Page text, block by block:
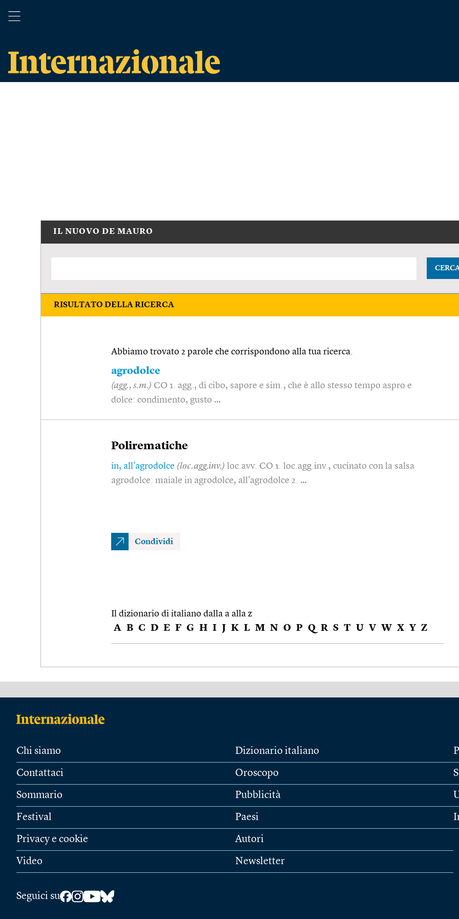
IL NUOVO DE MAURO
CERCA
RISULTATO DELLA RICERCA
Abbiamo trovato 2 parole che corrispondono alla tua ricerca.
agrodolce
(agg., s.m.) CO 1. agg., di cibo, sapore e sim., che è allo stesso tempo aspro e
dolce: condimento, gusto …
Polirematiche
in, all'agrodolce (loc.agg.inv.) loc.avv. CO 1. loc.agg.inv., cucinato con la salsa
agrodolce: maiale in agrodolce, all'agrodolce 2. …
Condividi
Il dizionario di italiano dalla a alla z
A B C D E F G H I J K L M N O P Q R S T U V W X Y Z
Chi siamo
Contattaci
Sommario
Festival
Privacy e cookie
Video
Dizionario italiano
Oroscopo
Pubblicità
Paesi
Autori
Newsletter
Seguici su